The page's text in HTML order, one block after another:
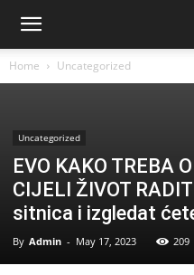
Home Uncategorized
Uncategorized
EVO KAKO TREBA
CIJELI ŽIVOT
sitnica i izgledat
By Admin - May 17, 2023 209